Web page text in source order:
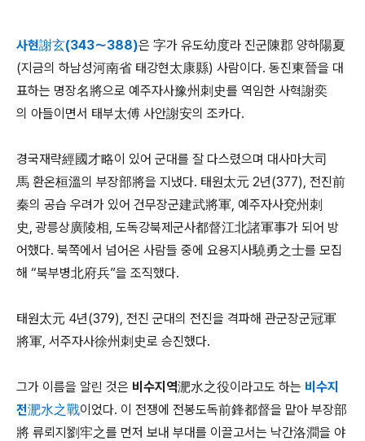
사현謝玄(343～388)은 字가 유도幼度라 진군陳郡 양하陽夏
(지금의 하남성河南省 태강현太康縣) 사람이다. 동진東晉을 대
표하는 명장名將으로 예주자사豫州刺史를 역임한 사혁謝奕
의 아들이면서 태부太傅 사안謝安의 조카다.
경국재략經國才略이 있어 군대를 잘 다스렸으며 대사마大司
馬 환온桓溫의 부장部將을 지냈다. 태원太元 2년(377), 전진前
秦의 공습 우려가 있어 건무장군建武將軍, 예주자사兗州刺
史, 광릉상廣陵相, 도독강북제군사都督江北諸軍事가 되어 방
어했다. 북쪽에서 넘어온 사람들 중에 요용지사驍勇之士를 모집
해 “북부병北府兵”을 조직했다.
태원太元 4년(379), 전진 군대의 전진을 격파해 관군장군冠軍
將軍, 서주자사徐州刺史로 승진했다.
그가 이름을 알린 것은 비수지역淝水之役이라고도 하는 비수지
전淝水之戰이었다. 이 전쟁에 전봉도독前鋒都督을 맡아 부장部
將 류뢰지劉牢之를 먼저 보내 부대를 이끌고서는 낙간洛澗을 야